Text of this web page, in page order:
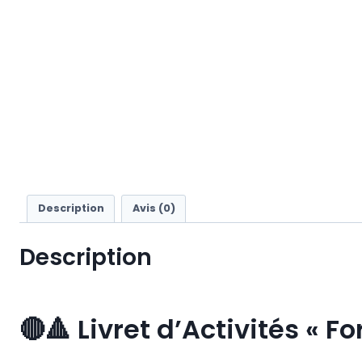
Description Avis (0)
Description
🔴🔺 Livret d’Activités «